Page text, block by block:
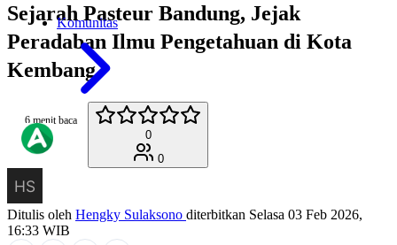
Komunitas
Sejarah Pasteur Bandung, Jejak
Peradaban Ilmu Pengetahuan di Kota
Kembang
6 menit baca
0
0
Ditulis oleh Hengky Sulaksono diterbitkan Selasa 03 Feb 2026,
16:33 WIB